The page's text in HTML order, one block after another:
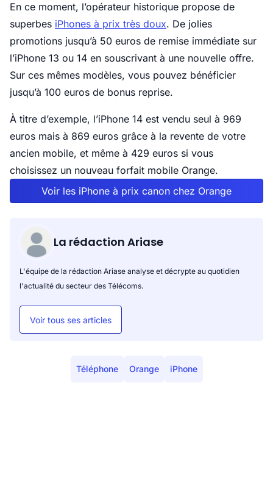
En ce moment, l’opérateur historique propose de
superbes iPhones à prix très doux. De jolies
promotions jusqu’à 50 euros de remise immédiate sur
l’iPhone 13 ou 14 en souscrivant à une nouvelle offre.
Sur ces mêmes modèles, vous pouvez bénéficier
jusqu’à 100 euros de bonus reprise.
À titre d’exemple, l’iPhone 14 est vendu seul à 969
euros mais à 869 euros grâce à la revente de votre
ancien mobile, et même à 429 euros si vous
choisissez un nouveau forfait mobile Orange.
Voir les iPhone à prix canon chez Orange
La rédaction Ariase
L'équipe de la rédaction Ariase analyse et décrypte au quotidien
l'actualité du secteur des Télécoms.
Voir tous ses articles
Téléphone Orange iPhone